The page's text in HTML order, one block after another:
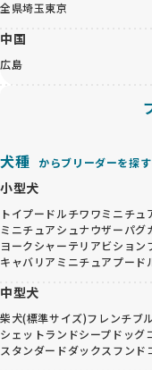
全県埼玉東京
中国
広島
犬種 からブリーダーを探す
小型犬
トイプードルチワワミニチュ
ミニチュアシュナウザーパグ
ヨークシャーテリアビション
キャバリア ミニチュアプード
中型犬
柴犬(標準サイズ)フレンチブ
シェットランドシープドッグ
スタンダードダックスフンド